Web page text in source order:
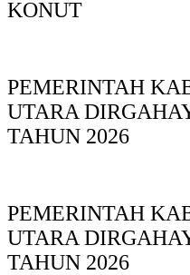
KONUT
PEMERINTAH
UTARA
TAHUN 2026
PEMERINTAH
UTARA
TAHUN 2026